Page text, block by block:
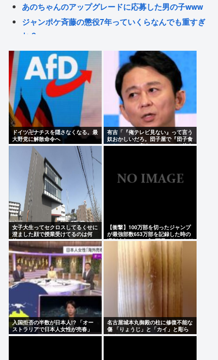
あのちゃんのアップグレードに応募した男の子www
ジャンポケ斉藤の懲役7年っていくらなんでも重すぎ
ね？
積水ハウス「地面師に55億円騙し取られた…」ワイ
「はえーかわいそう…会社滅茶苦茶やろなぁ」
「ジャニーさんとつかこうへい氏は同じ」 少年隊・
錦織一清が明かすレジェンドの共通点と我流の演出
論
アイドル「歌ってみた」→(ヽ´ん`)「悪口ではないけ
ど下手ですね」
Powered by livedoor 相互RSS
ドイツ卍ナチスを隠さなくなる。最
大野党に解散命令へ
有吉「『俺テレビ見ない』って言う
奴おかしいだろ。団子屋で『団子食
べない』って言うか？こっちは芸人
女子大生ってセクロスしてるくせに
澄ました顔で授業受けてるのは何
故？？
【衝撃】100万部を切ったジャンプ
が最強部数653万部を記録した時の
週刊少年ジャンプの面子がヤバすぎ
入国拒否の半数が日本人!? 「オー
ストラリアで日本人女性が売春」
名古屋城本丸御殿の柱に修復不能な
傷 「りょうじ」と「カイ」と彫ら
れる